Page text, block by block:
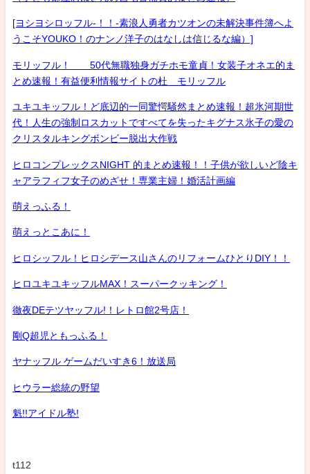
[ヨシヨシロッフル-！！-素浪人勇者カツオンの未解決事件簿へよ
うこそYOUKO！のナンノ洋子のはなしは信じるな編）]
モリッフル！ 50代無職独身ガチホモ童貞！女装子オネエ的ま
とめ速報！有益便利情報サイトの杜 モリッフル
ユキユキッフル！ど底辺的一同驚愕騒然まとめ速報！超氷河期世
代！人生の強制ロスカットですべてを失ったキグナス氷子の愛の
クリスタルキングボンビー脱出大作戦
ヒロコンプレックスNIGHT 的まとめ速報！！子供が欲しいど陰キ
ャアラフィフ女子のめざせ！専業主婦！婚活計画編
萌えっふる！
萌えっとこあに！
ヒロシッフル！ヒロシデース山さんのリフォームひとりDIY！！
ヒロユキユキッフルMAX！スーパークッキング！
徹夜DEテツヤッフル!！レトロ館2号店！
剛Q超児ともっふる！
ヤナッフル ゲームだいすき6！放送局
ヒウラー総統の野望
魁!!アイドル塾!
t112